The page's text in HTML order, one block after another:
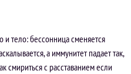
и тело: бессонница сменяется
а иммунитет падает так,
смириться с расставанием если